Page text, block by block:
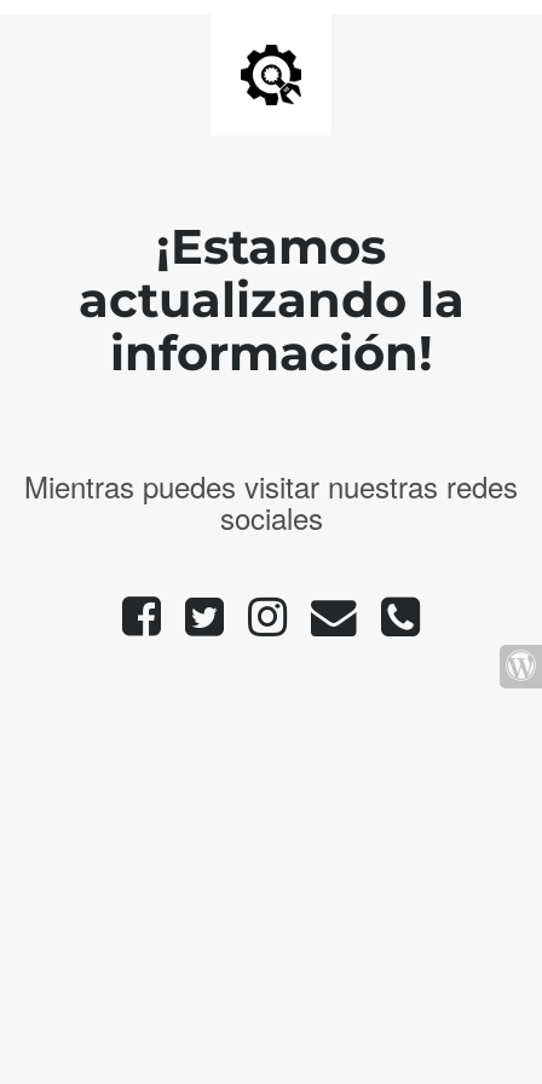
¡Estamos
actualizando la
información!
Mientras puedes visitar nuestras redes
sociales